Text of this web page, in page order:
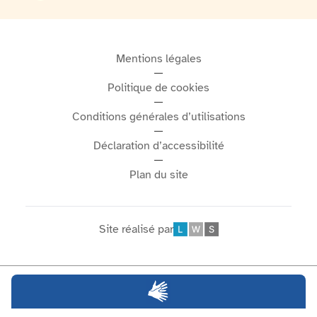
Mentions légales
Politique de cookies
Conditions générales d’utilisations
Déclaration d’accessibilité
Plan du site
Site réalisé par
Léonard Web Solutions